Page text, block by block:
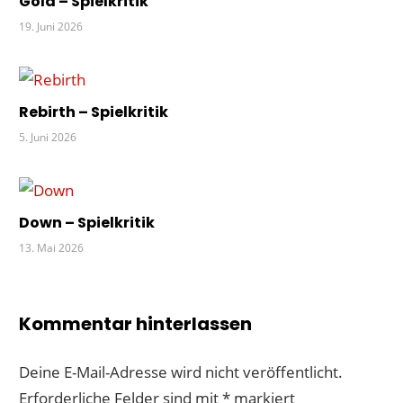
ZOLL
19. Juni 2026
Rebirth – Spielkritik
5. Juni 2026
Down – Spielkritik
13. Mai 2026
Kommentar hinterlassen
Deine E-Mail-Adresse wird nicht veröffentlicht.
Erforderliche Felder sind mit* markiert